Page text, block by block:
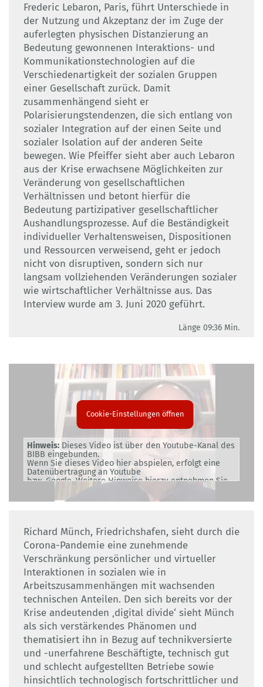
Frederic Lebaron, Paris, führt Unterschiede in
der Nutzung und Akzeptanz der im Zuge der
auferlegten physischen Distanzierung an
Bedeutung gewonnenen Interaktions- und
Kommunikationstechnologien auf die
Verschiedenartigkeit der sozialen Gruppen
einer Gesellschaft zurück. Damit
zusammenhängend sieht er
Polarisierungstendenzen, die sich entlang von
sozialer Integration auf der einen Seite und
sozialer Isolation auf der anderen Seite
bewegen. Wie Pfeiffer sieht aber auch Lebaron
aus der Krise erwachsene Möglichkeiten zur
Veränderung von gesellschaftlichen
Verhältnissen und betont hierfür die
Bedeutung partizipativer gesellschaftlicher
Aushandlungsprozesse. Auf die Beständigkeit
individueller Verhaltensweisen, Dispositionen
und Ressourcen verweisend, geht er jedoch
nicht von disruptiven, sondern sich nur
langsam vollziehenden Veränderungen sozialer
wie wirtschaftlicher Verhältnisse aus. Das
Interview wurde am 3. Juni 2020 geführt.
Länge 09:36 Min.
Cookie-Einstellungen öffnen
Hinweis: Dieses Video ist über den Youtube-Kanal des
BIBB eingebunden.
Wenn Sie dieses Video hier abspielen, erfolgt eine
Datenübertragung an Youtube
bzw. Google. Weitere Hinweise hierzu entnehmen Sie
Datenschutzerklärung.
Richard Münch, Friedrichshafen, sieht durch die
Corona-Pandemie eine zunehmende
Verschränkung persönlicher und virtueller
Interaktionen in sozialen wie in
Arbeitszusammenhängen mit wachsenden
technischen Anteilen. Den sich bereits vor der
Krise andeutenden ‚digital divide‘ sieht Münch
als sich verstärkendes Phänomen und
thematisiert ihn in Bezug auf technikversierte
und -unerfahrene Beschäftigte, technisch gut
und schlecht aufgestellten Betriebe sowie
hinsichtlich technologisch fortschrittlicher und